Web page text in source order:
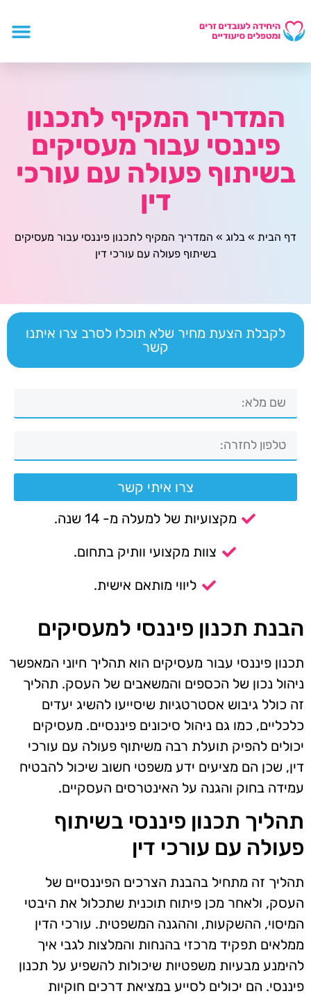
המדריך המקיף לתכנון
פיננסי עבור מעסיקים
בשיתוף פעולה עם עורכי
דין
דף הבית » בלוג » המדריך המקיף לתכנון פיננסי עבור מעסיקים
בשיתוף פעולה עם עורכי דין
לקבלת הצעת מחיר שלא תוכלו לסרב צרו איתנו
קשר
צרו איתי קשר
מקצועיות של למעלה מ- 14 שנה.
צוות מקצועי וותיק בתחום.
ליווי מותאם אישית.
הבנת תכנון פיננסי למעסיקים
תכנון פיננסי עבור מעסיקים הוא תהליך חיוני המאפשר
ניהול נכון של הכספים והמשאבים של העסק. תהליך
זה כולל גיבוש אסטרטגיות שיסייעו להשיג יעדים
כלכליים, כמו גם ניהול סיכונים פיננסיים. מעסיקים
יכולים להפיק תועלת רבה משיתוף פעולה עם עורכי
דין, שכן הם מציעים ידע משפטי חשוב שיכול להבטיח
עמידה בחוק והגנה על האינטרסים העסקיים.
תהליך תכנון פיננסי בשיתוף
פעולה עם עורכי דין
תהליך זה מתחיל בהבנת הצרכים הפיננסיים של
העסק, ולאחר מכן פיתוח תוכנית שתכלול את היבטי
המיסוי, ההשקעות, וההגנה המשפטית. עורכי הדין
ממלאים תפקיד מרכזי בהנחות והמלצות לגבי איך
להימנע מבעיות משפטיות שיכולות להשפיע על תכנון
פיננסי. הם יכולים לסייע במציאת דרכים חוקיות